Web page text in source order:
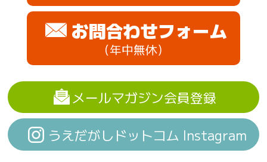
お問合わせフォーム
（年中無休）
メールマガジン会員登録
うえだがしドットコム Instagram